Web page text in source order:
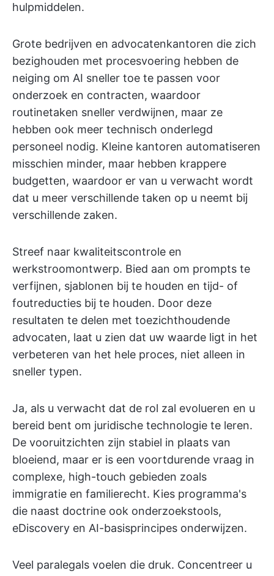
hulpmiddelen.
Grote bedrijven en advocatenkantoren die zich
bezighouden met procesvoering hebben de
neiging om AI sneller toe te passen voor
onderzoek en contracten, waardoor
routinetaken sneller verdwijnen, maar ze
hebben ook meer technisch onderlegd
personeel nodig. Kleine kantoren automatiseren
misschien minder, maar hebben krappere
budgetten, waardoor er van u verwacht wordt
dat u meer verschillende taken op u neemt bij
verschillende zaken.
Streef naar kwaliteitscontrole en
werkstroomontwerp. Bied aan om prompts te
verfijnen, sjablonen bij te houden en tijd- of
foutreducties bij te houden. Door deze
resultaten te delen met toezichthoudende
advocaten, laat u zien dat uw waarde ligt in het
verbeteren van het hele proces, niet alleen in
sneller typen.
Ja, als u verwacht dat de rol zal evolueren en u
bereid bent om juridische technologie te leren.
De vooruitzichten zijn stabiel in plaats van
bloeiend, maar er is een voortdurende vraag in
complexe, high-touch gebieden zoals
immigratie en familierecht. Kies programma's
die naast doctrine ook onderzoekstools,
eDiscovery en AI-basisprincipes onderwijzen.
Veel paralegals voelen die druk. Concentreer u